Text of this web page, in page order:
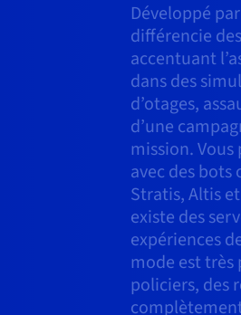
Développé
différencie
accentuant
dans des
d’otages,
d’une
mission.
avec des
Stratis, Altis
existe des
expériences
mode est très
policiers, des